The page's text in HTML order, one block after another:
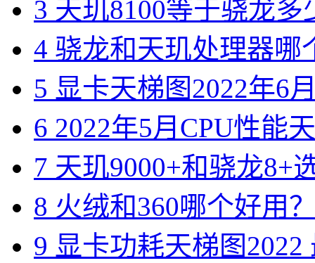
3 天玑8100等于骁龙
4 骁龙和天玑处理器哪
5 显卡天梯图2022年6
6 2022年5月CPU性能
7 天玑9000+和骁龙8+
8 火绒和360哪个好用
9 显卡功耗天梯图